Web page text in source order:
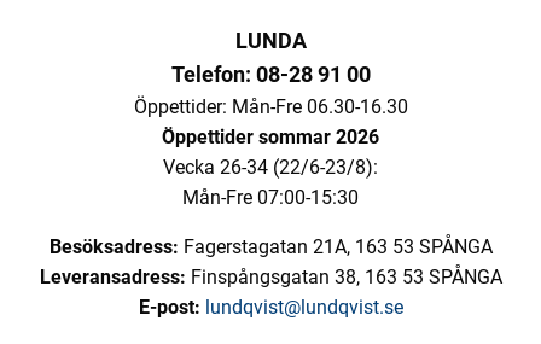
LUNDA
Telefon: 08-28 91 00
Öppettider: Mån-Fre 06.30-16.30
Öppettider sommar 2026
Vecka 26-34 (22/6-23/8):
Mån-Fre 07:00-15:30
Besöksadress: Fagerstagatan 21A, 163 53 SPÅNGA
Leveransadress: Finspångsgatan 38, 163 53 SPÅNGA
E-post: lundqvist@lundqvist.se